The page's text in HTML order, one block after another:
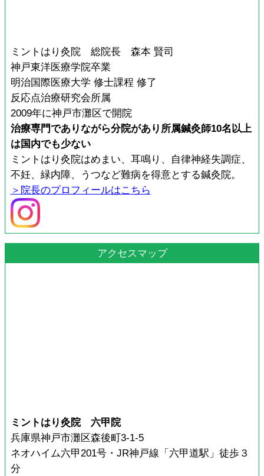
ミントはり灸院 総院長 森本 賢司
神戸東洋医療学院卒業
明治国際医療大学 修士課程 修了
反応点治療研究会所属
2009年に神戸市灘区で開院
治療専門でありながら分院があり所属鍼灸師10名以上
は国内でも少ない
ミントはり灸院はめまい、耳鳴り、自律神経失調症、
不妊、緑内障、うつなど難病を得意とする鍼灸院。
＞院長のプロフィールはこちら
アクセスマップ
ミントはり灸院 六甲院
兵庫県神戸市灘区森後町3-1-5
ネオハイム六甲201号・JR神戸線「六甲道駅」徒歩３
分